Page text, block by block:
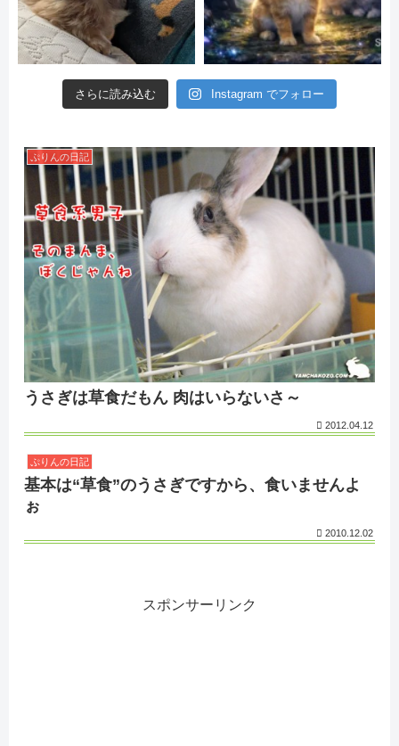
さらに読み込む Instagram でフォロー
ぷりんの日記
うさぎは草食だもん 肉はいらないさ～
2012.04.12
ぷりんの日記
基本は“草食”のうさぎですから、食いませんよ
ぉ
2010.12.02
スポンサーリンク